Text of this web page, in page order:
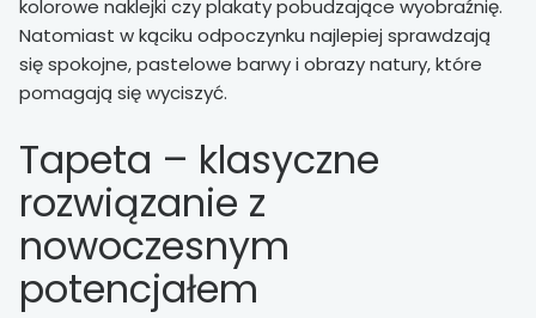
kolorowe naklejki czy plakaty pobudzające wyobraźnię.
Natomiast w kąciku odpoczynku najlepiej sprawdzają
się spokojne, pastelowe barwy i obrazy natury, które
pomagają się wyciszyć.
Tapeta – klasyczne
rozwiązanie z
nowoczesnym
potencjałem